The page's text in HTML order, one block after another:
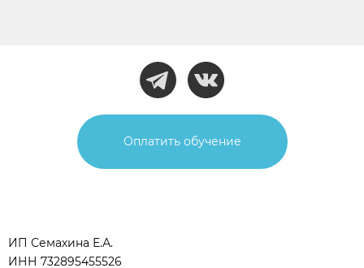
Оплатить обучение
ИП Семахина Е.А.
ИНН 732895455526